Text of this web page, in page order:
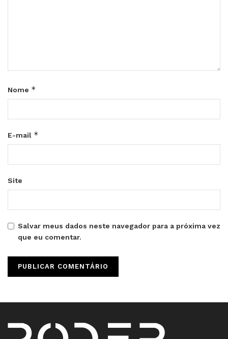
Nome *
E-mail *
Site
Salvar meus dados neste navegador para a próxima vez
que eu comentar.